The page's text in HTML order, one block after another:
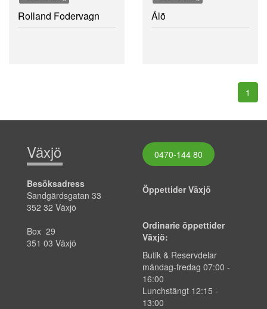
Rolland Fodervagn Ålö
1
Växjö
Besöksadress
Sandgärdsgatan 33
352 32 Växjö
Box 29
351 03 Växjö
0470-144 80
Öppettider Växjö
Ordinarie öppettider
Växjö:
Butik & Reservdelar
måndag-fredag 07:00 -
16:00
Lunchstängt 12:15 -
13:00